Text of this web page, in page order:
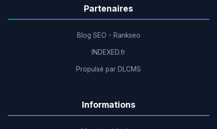
Partenaires
Blog SEO - Rankseo
INDEXED.fr
Propulsé par DLCMS
Informations